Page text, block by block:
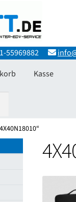
55969882
Kasse
Zahlungsarten